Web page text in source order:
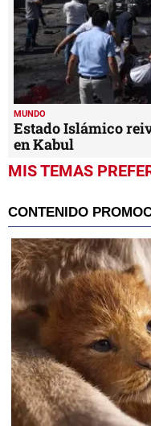
MUNDO
Estado Islámico
en Kabul
MIS TEMAS